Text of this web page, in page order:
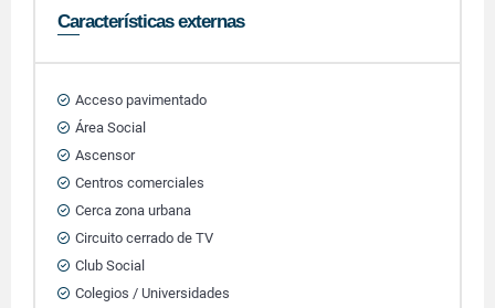
Características externas
Acceso pavimentado
Área Social
Ascensor
Centros comerciales
Cerca zona urbana
Circuito cerrado de TV
Club Social
Colegios / Universidades